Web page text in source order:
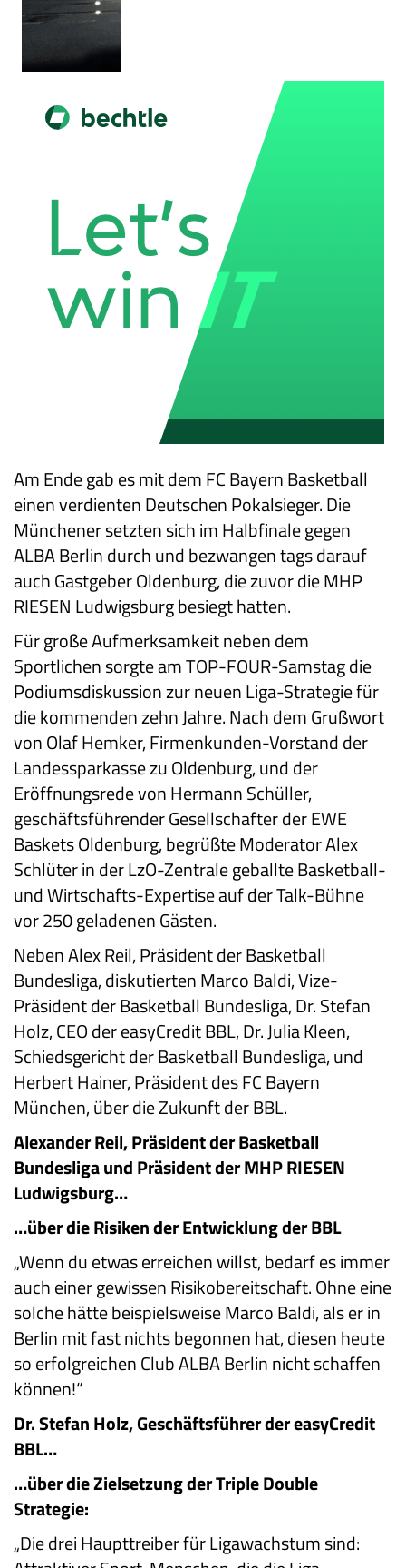
Am Ende gab es mit dem FC Bayern Basketball
einen verdienten Deutschen Pokalsieger. Die
Münchener setzten sich im Halbfinale gegen
ALBA Berlin durch und bezwangen tags darauf
auch Gastgeber Oldenburg, die zuvor die MHP
RIESEN Ludwigsburg besiegt hatten.
Für große Aufmerksamkeit neben dem
Sportlichen sorgte am TOP-FOUR-Samstag die
Podiumsdiskussion zur neuen Liga-Strategie für
die kommenden zehn Jahre. Nach dem Grußwort
von Olaf Hemker, Firmenkunden-Vorstand der
Landessparkasse zu Oldenburg, und der
Eröffnungsrede von Hermann Schüller,
geschäftsführender Gesellschafter der EWE
Baskets Oldenburg, begrüßte Moderator Alex
Schlüter in der LzO-Zentrale geballte Basketball-
und Wirtschafts-Expertise auf der Talk-Bühne
vor 250 geladenen Gästen.
Neben Alex Reil, Präsident der Basketball
Bundesliga, diskutierten Marco Baldi, Vize-
Präsident der Basketball Bundesliga, Dr. Stefan
Holz, CEO der easyCredit BBL, Dr. Julia Kleen,
Schiedsgericht der Basketball Bundesliga, und
Herbert Hainer, Präsident des FC Bayern
München, über die Zukunft der BBL.
Alexander Reil, Präsident der Basketball
Bundesliga und Präsident der MHP RIESEN
Ludwigsburg…
…über die Risiken der Entwicklung der BBL
„Wenn du etwas erreichen willst, bedarf es immer
auch einer gewissen Risikobereitschaft. Ohne eine
solche hätte beispielsweise Marco Baldi, als er in
Berlin mit fast nichts begonnen hat, diesen heute
so erfolgreichen Club ALBA Berlin nicht schaffen
können!“
Dr. Stefan Holz, Geschäftsführer der easyCredit
BBL…
…über die Zielsetzung der Triple Double
Strategie:
„Die drei Haupttreiber für Ligawachstum sind: